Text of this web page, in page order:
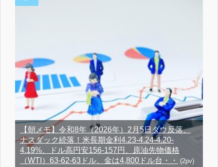
【朝メモ】令和8年（2026年）2月5日ダウ反落、
ナスダック続落！米長期金利4.23-4.24-4.20-
4.19%、ドル高円安156-157円、原油先物価格
（WTI）63-62-63ドル、金は4,800ドル台・・
(2pv)